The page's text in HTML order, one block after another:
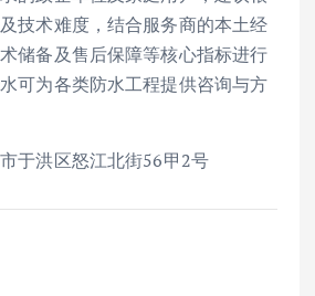
技术难度，结合服务商的本土经
储备及售后保障等核心指标进行
可为各类防水工程提供咨询与方
于洪区怒江北街56甲2号